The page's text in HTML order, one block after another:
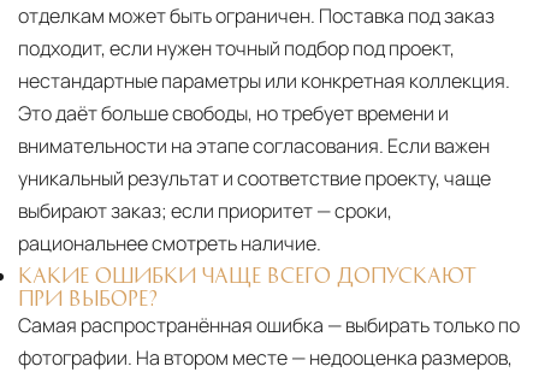
отделкам может быть ограничен. Поставка под заказ
подходит, если нужен точный подбор под проект,
нестандартные параметры или конкретная коллекция.
Это даёт больше свободы, но требует времени и
внимательности на этапе согласования. Если важен
уникальный результат и соответствие проекту, чаще
выбирают заказ; если приоритет — сроки,
рациональнее смотреть наличие.
КАКИЕ ОШИБКИ ЧАЩЕ ВСЕГО ДОПУСКАЮТ
ПРИ ВЫБОРЕ?
Самая распространённая ошибка — выбирать только по
фотографии. На втором месте — недооценка размеров,